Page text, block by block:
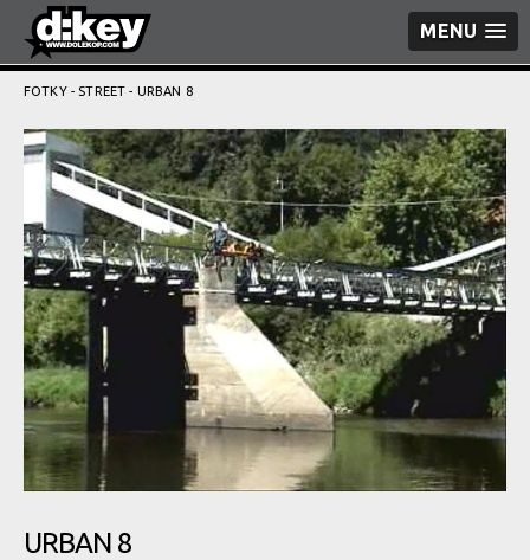
MENU
FOTKY- STREET - URBAN 8
URBAN 8